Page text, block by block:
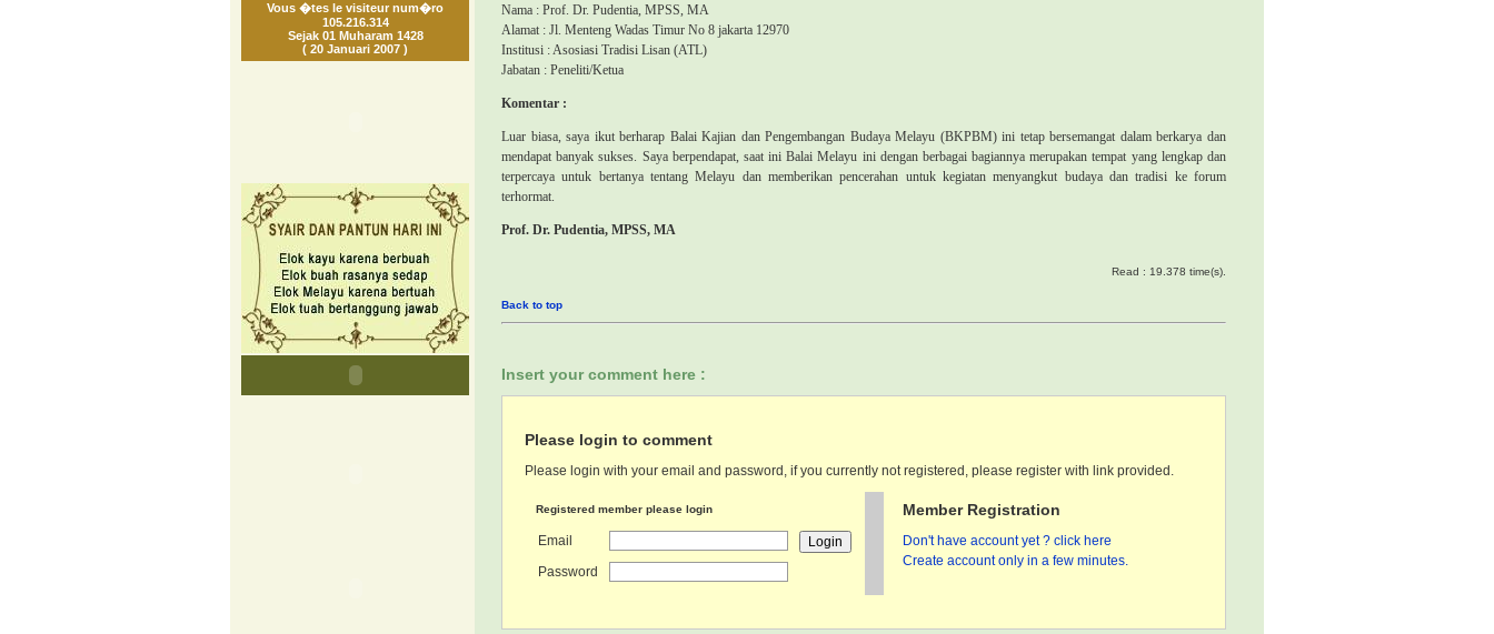
Vous �tes le visiteur num�ro
105.216.314
Sejak 01 Muharam 1428
( 20 Januari 2007 )
Nama : Prof. Dr. Pudentia, MPSS, MA
Alamat : Jl. Menteng Wadas Timur No 8 jakarta 12970
Institusi : Asosiasi Tradisi Lisan (ATL)
Jabatan : Peneliti/Ketua
Komentar :
Luar biasa, saya ikut berharap Balai Kajian dan Pengembangan Budaya Melayu (BKPBM) ini tetap bersemangat dalam berkarya dan
mendapat banyak sukses. Saya berpendapat, saat ini Balai Melayu ini dengan berbagai bagiannya merupakan tempat yang lengkap dan
terpercaya untuk bertanya tentang Melayu dan memberikan pencerahan untuk kegiatan menyangkut budaya dan tradisi ke forum
terhormat.
Prof. Dr. Pudentia, MPSS, MA
Read : 19.378 time(s).
Back to top
Insert your comment here :
Please login to comment
Please login with your email and password, if you currently not registered, please register with link provided.
Registered member please login
Email
Password
Member Registration
Don't have account yet ? click here
Create account only in a few minutes.